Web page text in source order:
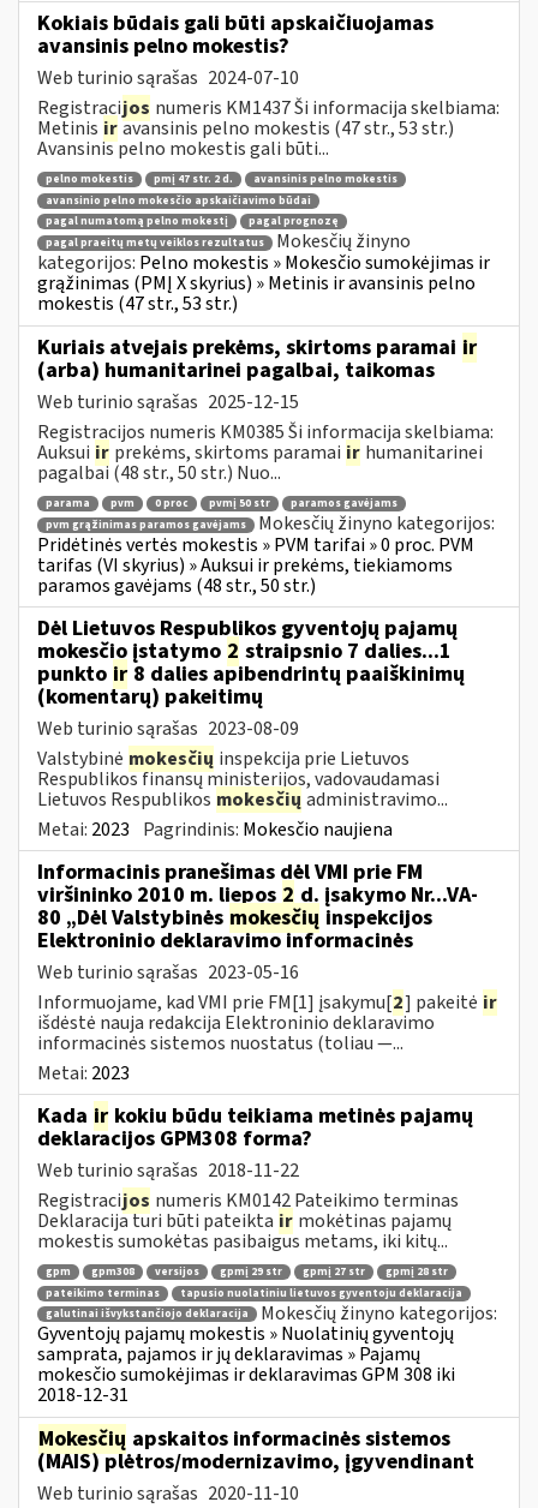
Kokiais būdais gali būti apskaičiuojamas
avansinis pelno mokestis?
Web turinio sąrašas 2024-07-10
Registracijos numeris KM1437 Ši informacija skelbiama:
Metinis iravansinis pelno mokestis (47 str., 53 str.)
Avansinis pelno mokestis gali būti...
pelno mokestis pmį 47 str. 2 d.
avansinis pelno mokestis
avansinio pelno mokesčio apskaičiavimo būdai
pagal numatomą pelno mokestį
pagal prognozę
pagal praeitų metų veiklos rezultatus
Mokesčių žinyno
kategorijos: Pelno mokestis » Mokesčio sumokėjimas ir
grąžinimas (PMĮ X skyrius) » Metinis ir avansinis pelno
mokestis (47 str., 53 str.)
Kuriais atvejais prekėms, skirtoms paramai ir
(arba) humanitarinei pagalbai, taikomas
Web turinio sąrašas 2025-12-15
Registracijos numeris KM0385 Ši informacija skelbiama:
Auksui ir prekėms, skirtoms paramai ir humanitarinei
pagalbai (48 str., 50 str.) Nuo...
parama pvm 0 proc pvmį 50 str
paramos gavėjams
pvm grąžinimas paramos gavėjams
Mokesčių žinyno kategorijos:
Pridėtinės vertės mokestis » PVM tarifai » 0 proc. PVM
tarifas (VI skyrius) » Auksui ir prekėms, tiekiamoms
paramos gavėjams (48 str., 50 str.)
Dėl Lietuvos Respublikos gyventojų pajamų
mokesčio įstatymo 2 straipsnio 7 dalies...1
punkto ir 8 dalies apibendrintų paaiškinimų
(komentarų) pakeitimų
Web turinio sąrašas 2023-08-09
Valstybinė mokesčių inspekcija prie Lietuvos
Respublikos finansų ministerijos, vadovaudamasi
Lietuvos Respublikos mokesčių administravimo...
Metai: 2023 Pagrindinis: Mokesčio naujiena
Informacinis pranešimas dėl VMI prie FM
viršininko 2010 m. liepos 2 d. įsakymo Nr...VA-
80 „Dėl Valstybinės mokesčių inspekcijos
Elektroninio deklaravimo informacinės
Web turinio sąrašas 2023-05-16
Informuojame, kad VMI prie FM[1] įsakymu[2] pakeitė ir
išdėstė nauja redakcija Elektroninio deklaravimo
informacinės sistemos nuostatus (toliau —...
Metai: 2023
Kada ir kokiu būdu teikiama metinės pajamų
deklaracijos GPM308 forma?
Web turinio sąrašas 2018-11-22
Registracijos numeris KM0142 Pateikimo terminas
Deklaracija turi būti pateikta ir mokėtinas pajamų
mokestis sumokėtas pasibaigus metams, iki kitų...
gpm gpm308 versijos gpmį 29 str gpmį 27 str
gpmį 28 str
pateikimo terminas
tapusio nuolatiniu lietuvos gyventoju deklaracija
galutinai išvykstančiojo deklaracija
Mokesčių žinyno kategorijos:
Gyventojų pajamų mokestis » Nuolatinių gyventojų
samprata, pajamos ir jų deklaravimas » Pajamų
mokesčio sumokėjimas ir deklaravimas GPM 308 iki
2018-12-31
Mokesčių apskaitos informacinės sistemos
(MAIS) plėtros/modernizavimo, įgyvendinant
Web turinio sąrašas 2020-11-10